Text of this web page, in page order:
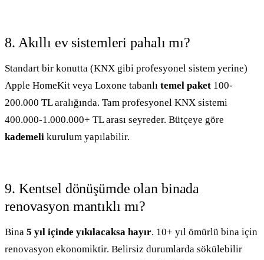
8. Akıllı ev sistemleri pahalı mı?
Standart bir konutta (KNX gibi profesyonel sistem yerine)
Apple HomeKit veya Loxone tabanlı temel paket 100-
200.000 TL aralığında. Tam profesyonel KNX sistemi
400.000-1.000.000+ TL arası seyreder. Bütçeye göre
kademeli kurulum yapılabilir.
9. Kentsel dönüşümde olan binada
renovasyon mantıklı mı?
Bina 5 yıl içinde yıkılacaksa hayır. 10+ yıl ömürlü bina için
renovasyon ekonomiktir. Belirsiz durumlarda sökülebilir